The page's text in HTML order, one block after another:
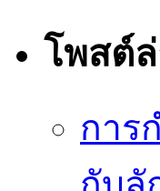
โพสต์
การ